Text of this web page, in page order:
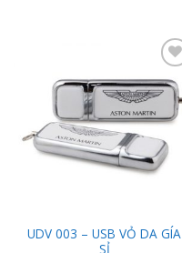
Add to
Wishlist
UDV 003 – USB VỎ DA GÍA
SỈ